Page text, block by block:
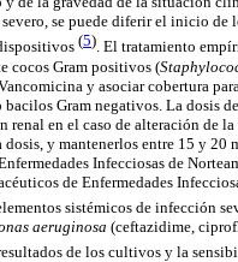
se puede diferir el inicio de
(5). El tratamiento
cocos Gram positivos (
y asociar cobertura
Gram negativos. La dosis
en el caso de alteración de la
y mantenerlos entre 15 y 20
Infecciosas de
de Enfermedades
sistémicos de infección
aeruginosa (ceftazidime,
de los cultivos y la